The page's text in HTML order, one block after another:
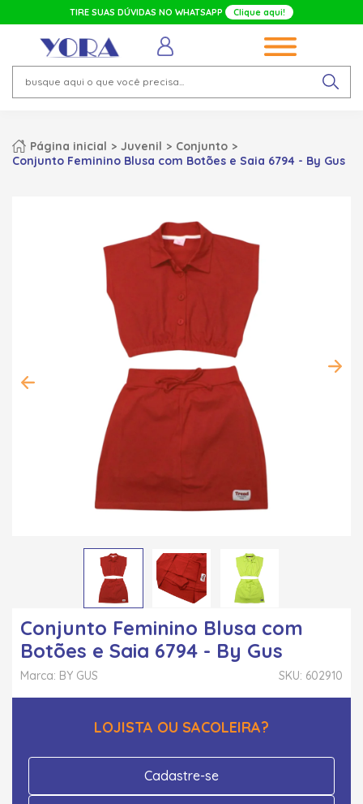
TIRE SUAS DÚVIDAS NO WHATSAPP Clique aqui!
Página inicial Juvenil
Conjunto
Conjunto Feminino Blusa com Botões e Saia 6794 - By Gus
Conjunto Feminino Blusa com
Botões e Saia 6794 - By Gus
SKU: 602910
Marca: BY GUS
LOJISTA OU SACOLEIRA?
Cadastre-se